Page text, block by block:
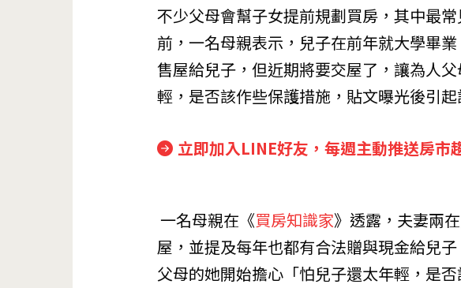
不少父母會幫子女提前規劃買房，其中最
前，一名母親表示，兒子在前年就大學畢
售屋給兒子，但近期將要交屋了，讓為人
輕，是否該作些保護措施，貼文曝光後引起
立即加入LINE好友，每週主動推送房市
一名母親在《買房知識家》透露，夫妻兩
屋，並提及每年也都有合法贈與現金給兒
父母的她開始擔心「怕兒子還太年輕，是